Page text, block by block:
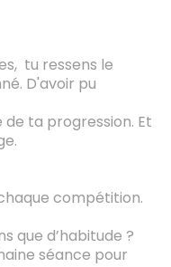
tu ressens le
D'avoir pu
ta progression. Et
compétition.
que d’habitude ?
séance pour